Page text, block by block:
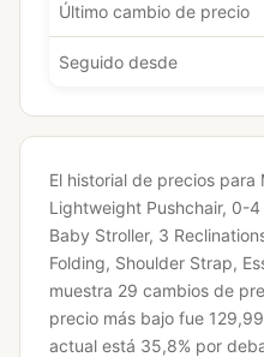
Último cambio de precio
Seguido desde
El historial de precios para
Lightweight Pushchair, 0-
Baby Stroller, 3
Folding, Shoulder Strap,
muestra 29 cambios de
precio más bajo fue
actual está 35,8% por